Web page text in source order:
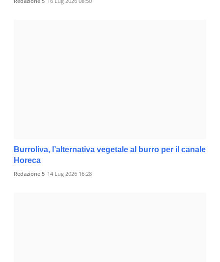
Burroliva, l’alternativa vegetale al burro per il canale
Horeca
Redazione 5 14 Lug 2026 16:28